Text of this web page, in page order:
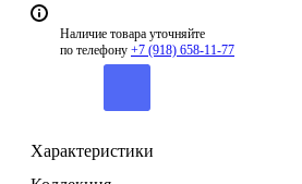
Наличие товара уточняйте
по телефону +7 (918) 658-11-77
Характеристики